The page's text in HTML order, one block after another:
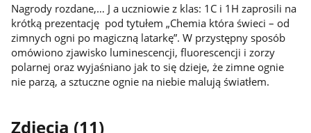
Nagrody rozdane,… J a uczniowie z klas: 1C i 1H zaprosili na
krótką prezentację pod tytułem „Chemia która świeci – od
zimnych ogni po magiczną latarkę”. W przystępny sposób
omówiono zjawisko luminescencji, fluorescencji i zorzy
polarnej oraz wyjaśniano jak to się dzieje, że zimne ognie
nie parzą, a sztuczne ognie na niebie malują światłem.
Zdjęcia (11)